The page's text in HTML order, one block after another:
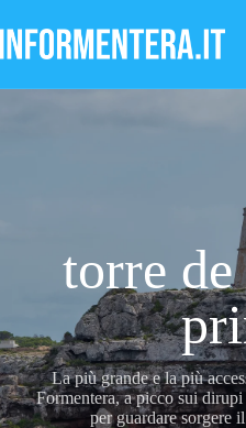
al
contenuto
torre de
La più grande e la più
Formentera, a picco sui
per guardare sorgere